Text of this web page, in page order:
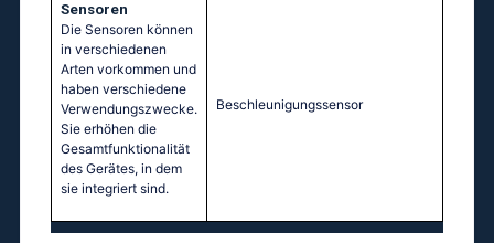
Sensoren
Die Sensoren können
in verschiedenen
Arten vorkommen und
haben verschiedene
Verwendungszwecke.
Sie erhöhen die
Gesamtfunktionalität
des Gerätes, in dem
sie integriert sind.
Beschleunigungssensor